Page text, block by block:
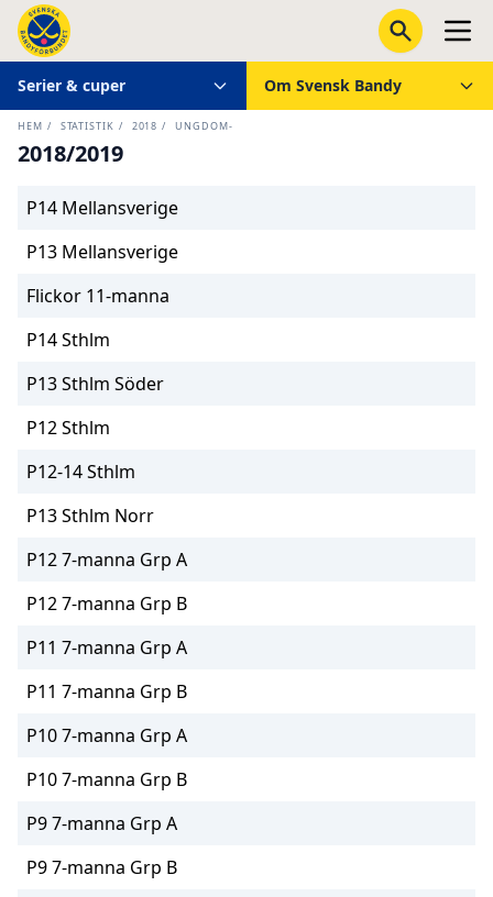
Serier & cuper Om Svensk Bandy
HEM / STATISTIK / 2018 / UNGDOM-
2018/2019
P14 Mellansverige
P13 Mellansverige
Flickor 11-manna
P14 Sthlm
P13 Sthlm Söder
P12 Sthlm
P12-14 Sthlm
P13 Sthlm Norr
P12 7-manna Grp A
P12 7-manna Grp B
P11 7-manna Grp A
P11 7-manna Grp B
P10 7-manna Grp A
P10 7-manna Grp B
P9 7-manna Grp A
P9 7-manna Grp B